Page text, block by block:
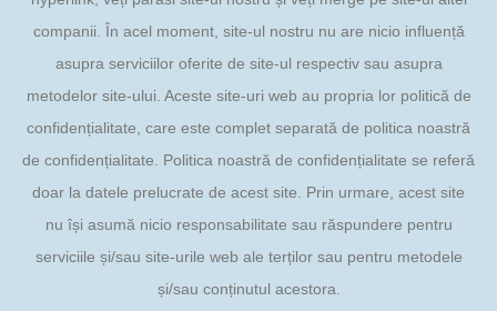
companii. În acel moment, site-ul nostru nu are nicio influență
asupra serviciilor oferite de site-ul respectiv sau asupra
metodelor site-ului. Aceste site-uri web au propria lor politică de
confidențialitate, care este complet separată de politica noastră
de confidențialitate. Politica noastră de confidențialitate se referă
doar la datele prelucrate de acest site. Prin urmare, acest site
nu își asumă nicio responsabilitate sau răspundere pentru
serviciile și/sau site-urile web ale terților sau pentru metodele
și/sau conținutul acestora.